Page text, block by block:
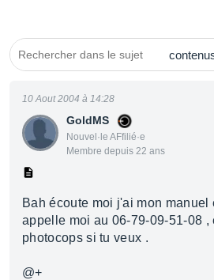
GoldMS
Nouvel·le AFfilié·e
Membre depuis 22 ans
10 Aout 2004 à 14:28
Bah écoute moi j'ai mon manuel
appelle moi au 06-79-09-51-08 ,
photocops si tu veux .
@+